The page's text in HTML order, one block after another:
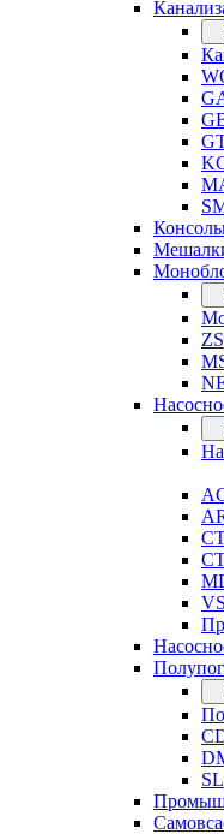
ZS
SL